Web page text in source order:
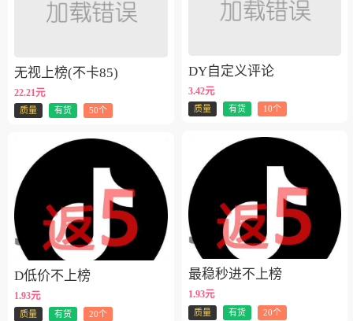
无视上榜(不卡85)
22.21元
质量 有货 50个
D低价不上榜
1.93元
质量 有货 20个
DY自定义评论
3.42元
质量 有货 10个
最稳秒进不上榜
1.93元
质量 有货 20个